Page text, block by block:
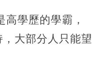
學歷的學霸，
大部分人只能望